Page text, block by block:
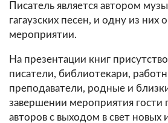
Писатель является автором
гагаузских песен, и одну из них
мероприятии.
На презентации книг
писатели, библиотекари,
преподаватели, родные и
завершении мероприятия гости
авторов с выходом в свет новых